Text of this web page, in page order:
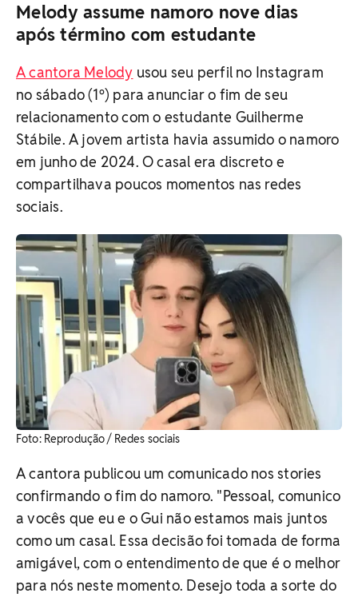
Melody assume namoro nove dias
após término com estudante
A cantora Melody usou seu perfil no Instagram
no sábado (1º) para anunciar o fim de seu
relacionamento com o estudante Guilherme
Stábile. A jovem artista havia assumido o namoro
em junho de 2024. O casal era discreto e
compartilhava poucos momentos nas redes
sociais.
​Foto: Reprodução / Redes sociais
A cantora publicou um comunicado nos stories
confirmando o fim do namoro. "Pessoal, comunico
a vocês que eu e o Gui não estamos mais juntos
como um casal. Essa decisão foi tomada de forma
amigável, com o entendimento de que é o melhor
para nós neste momento. Desejo toda a sorte do